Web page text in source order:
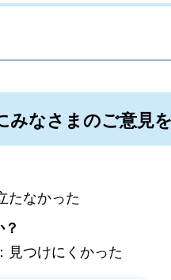
なさまのご意見
たなかった
見つけにくかった